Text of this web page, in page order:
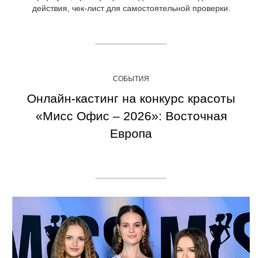
действия, чек-лист для самостоятельной проверки.
СОБЫТИЯ
Онлайн-кастинг на конкурс красоты
«Мисс Офис – 2026»: Восточная
Европа